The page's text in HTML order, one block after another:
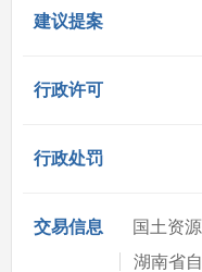
建议提案
行政许可
行政处罚
交易信息 国土资
湖南省